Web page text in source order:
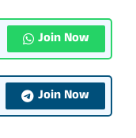
Join Now
Join Now